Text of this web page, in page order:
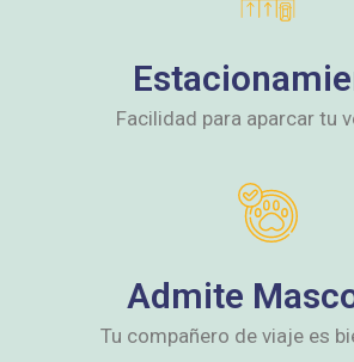
Facilidad para aparcar tu
Admite
Tu compañero de viaje es